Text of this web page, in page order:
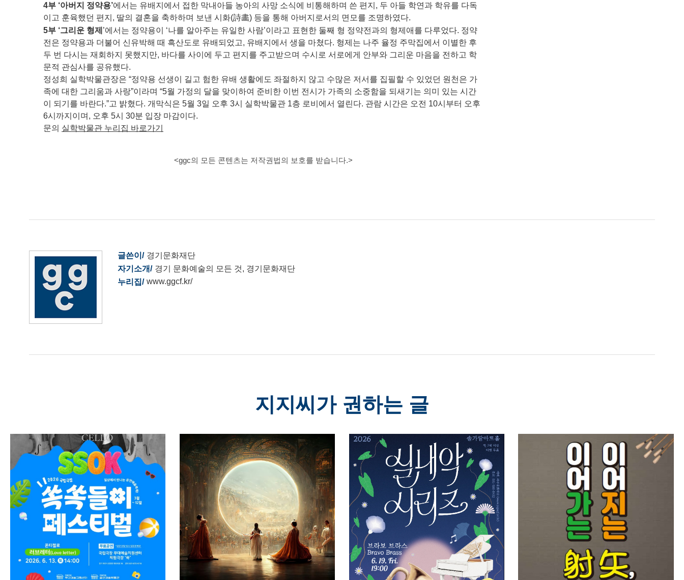
4부 ‘아버지 정약용’에서는 유배지에서 접한 막내아들 농아의 사망 소식에 비통해하며 쓴 편지, 두 아들 학연과 학유를 다독
이고 훈육했던 편지, 딸의 결혼을 축하하며 보낸 시화(詩畵) 등을 통해 아버지로서의 면모를 조명하였다.
5부 ‘그리운 형제 ’에서는 정약용이 ‘나를 알아주는 유일한 사람’이라고 표현한 둘째 형 정약전과의 형제애를 다루었다. 정약
전은 정약용과 더불어 신유박해 때 흑산도로 유배되었고, 유배지에서 생을 마쳤다. 형제는 나주 율정 주막집에서 이별한 후
두 번 다시는 재회하지 못했지만, 바다를 사이에 두고 편지를 주고받으며 수시로 서로에게 안부와 그리운 마음을 전하고 학
문적 관심사를 공유했다.
정성희 실학박물관장은 “정약용 선생이 길고 험한 유배 생활에도 좌절하지 않고 수많은 저서를 집필할 수 있었던 원천은 가
족에 대한 그리움과 사랑”이라며 “5월 가정의 달을 맞이하여 준비한 이번 전시가 가족의 소중함을 되새기는 의미 있는 시간
이 되기를 바란다.”고 밝혔다. 개막식은 5월 3일 오후 3시 실학박물관 1층 로비에서 열린다. 관람 시간은 오전 10시부터 오후
6시까지이며, 오후 5시 30분 입장 마감이다.
문의 실학박물관 누리집 바로가기
<ggc의 모든 콘텐츠는 저작권법의 보호를 받습니다.>
글쓴이
경기문화재단
자기소개
경기 문화예술의 모든 것, 경기문화재단
누리집
www.ggcf.kr/
지지씨가 권하는 글